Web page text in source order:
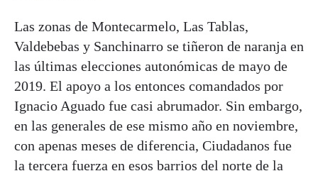
Las zonas de Montecarmelo, Las Tablas,
Valdebebas y Sanchinarro se tiñeron de naranja en
las últimas elecciones autonómicas de mayo de
2019. El apoyo a los entonces comandados por
Ignacio Aguado fue casi abrumador. Sin embargo,
en las generales de ese mismo año en noviembre,
con apenas meses de diferencia, Ciudadanos fue
la tercera fuerza en esos barrios del norte de la